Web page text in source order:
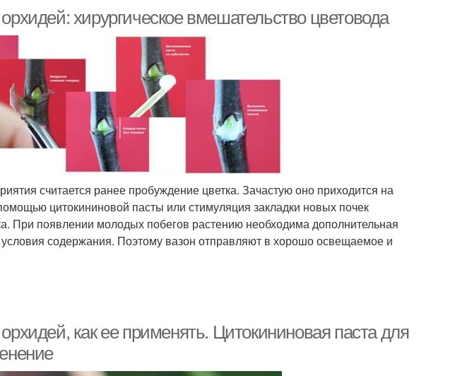
хирургическое вмешательство цветовода
считается ранее пробуждение цветка. Зачастую оно приходится на
цитокининовой пасты или стимуляция закладки новых почек
При появлении молодых побегов растению необходима дополнительная
содержания. Поэтому вазон отправляют в хорошо освещаемое и
как ее применять. Цитокининовая паста для